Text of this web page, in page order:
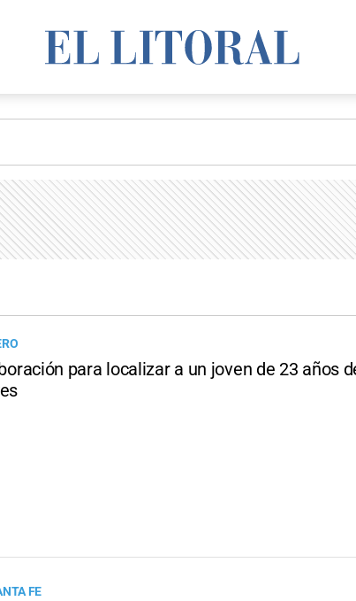
para localizar a un joven de 23 años
FE